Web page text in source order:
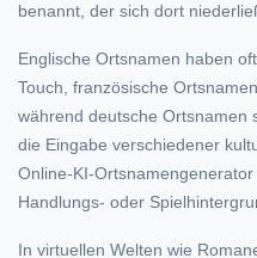
benannt, der sich dort
Englische Ortsnamen haben
Touch, französische
während deutsche Ortsnamen
die Eingabe verschiedener
Online-KI-
Handlungs- oder
In virtuellen Welten wie